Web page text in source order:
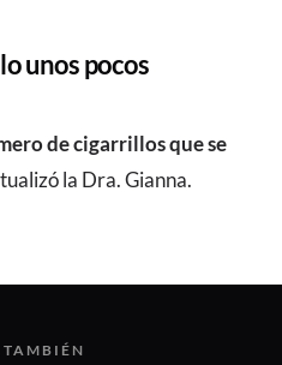
unos pocos
de cigarrillos que se
la Dra. Gianna.
TAMBIÉN